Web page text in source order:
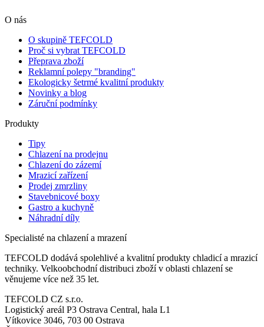
O nás
O skupině TEFCOLD
Proč si vybrat TEFCOLD
Přeprava zboží
Reklamní polepy "branding"
Ekologicky šetrmé kvalitní produkty
Novinky a blog
Záruční podmínky
Produkty
Tipy
Chlazení na prodejnu
Chlazení do zázemí
Mrazicí zařízení
Prodej zmrzliny
Stavebnicové boxy
Gastro a kuchyně
Náhradní díly
Specialisté na chlazení a mrazení
TEFCOLD dodává spolehlivé a kvalitní produkty chladicí a mrazicí
techniky. Velkoobchodní distribuci zboží v oblasti chlazení se
věnujeme více než 35 let.
TEFCOLD CZ s.r.o.
Logistický areál P3 Ostrava Central, hala L1
Vítkovice 3046, 703 00 Ostrava